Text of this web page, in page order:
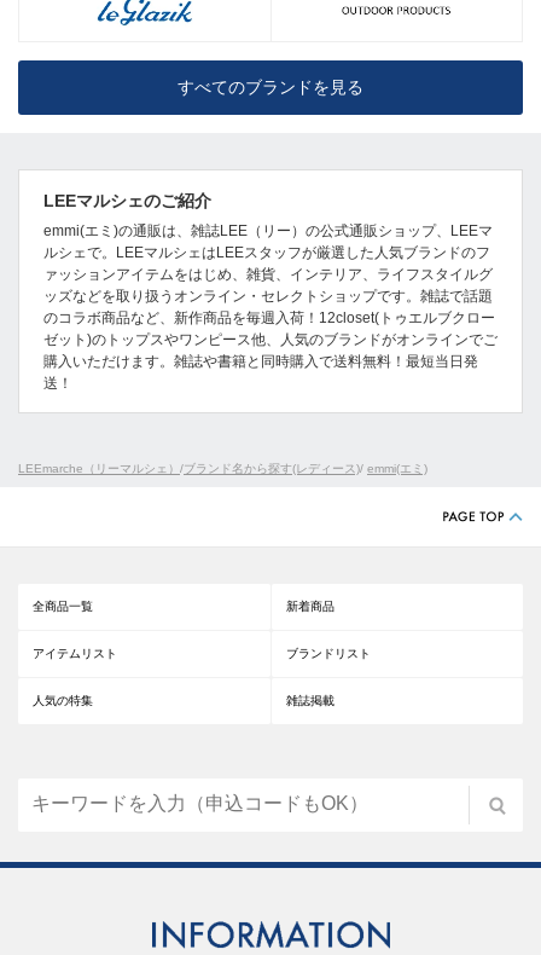
すべてのブランドを見る
LEEマルシェのご紹介
emmi(エミ)の通販は、雑誌LEE（リー）の公式通販ショップ、LEEマ
ルシェで。LEEマルシェはLEEスタッフが厳選した人気ブランドのフ
ァッションアイテムをはじめ、雑貨、インテリア、ライフスタイルグ
ッズなどを取り扱うオンライン・セレクトショップです。雑誌で話題
のコラボ商品など、新作商品を毎週入荷！12closet(トゥエルブクロー
ゼット)のトップスやワンピース他、人気のブランドがオンラインでご
購入いただけます。雑誌や書籍と同時購入で送料無料！最短当日発
送！
LEEmarche（リーマルシェ） /ブランド名から探す(レディース)/ emmi(エミ)
全商品一覧 新着商品
アイテムリスト ブランドリスト
人気の特集 雑誌掲載